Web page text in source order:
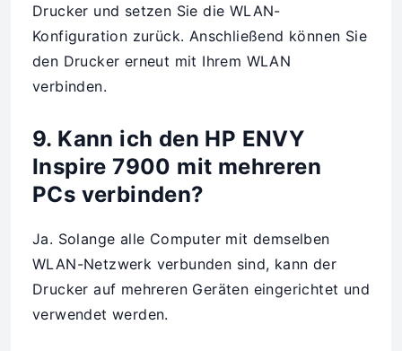
Drucker und setzen Sie die WLAN-
Konfiguration zurück. Anschließend können Sie
den Drucker erneut mit Ihrem WLAN
verbinden.
9. Kann ich den HP ENVY
Inspire 7900 mit mehreren
PCs verbinden?
Ja. Solange alle Computer mit demselben
WLAN-Netzwerk verbunden sind, kann der
Drucker auf mehreren Geräten eingerichtet und
verwendet werden.